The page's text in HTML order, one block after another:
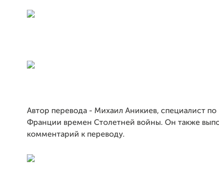
Автор перевода - Михаил Аникиев, специалист
Франции времен Столетней войны. Он также
комментарий к переводу.